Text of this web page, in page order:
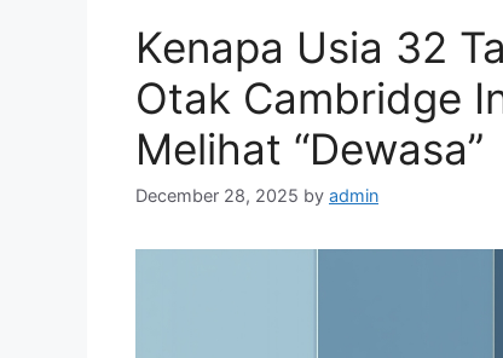
Kenapa Usia 32
Otak Cambridge
Melihat “Dewasa”
December 28, 2025 by admin